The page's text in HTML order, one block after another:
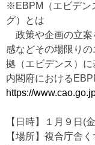
※EBPM（エビデン
グ）とは
政策や企画の立案
感などその場限り
拠（エビデンス）に
内閣府における
https://
【日時】１月９日
【場所】複合庁舎